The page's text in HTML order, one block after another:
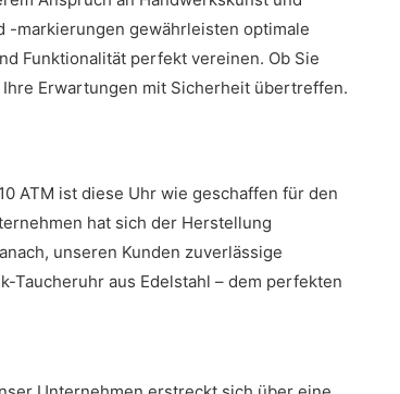
-markierungen gewährleisten optimale
Funktionalität perfekt vereinen. Ob Sie
Erwartungen mit Sicherheit übertreffen.
ATM ist diese Uhr wie geschaffen für den
hat sich der Herstellung
unseren Kunden zuverlässige
Taucheruhr aus Edelstahl – dem perfekten